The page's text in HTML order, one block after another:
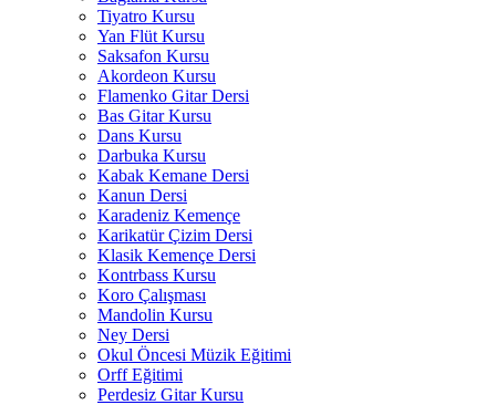
Tiyatro Kursu
Yan Flüt Kursu
Saksafon Kursu
Akordeon Kursu
Flamenko Gitar Dersi
Bas Gitar Kursu
Dans Kursu
Darbuka Kursu
Kabak Kemane Dersi
Kanun Dersi
Karadeniz Kemençe
Karikatür Çizim Dersi
Klasik Kemençe Dersi
Kontrbass Kursu
Koro Çalışması
Mandolin Kursu
Ney Dersi
Okul Öncesi Müzik Eğitimi
Orff Eğitimi
Perdesiz Gitar Kursu